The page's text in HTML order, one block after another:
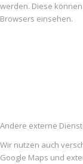
werden. Diese
Browsers einsehen.
Andere externe
Wir nutzen auch
Google Maps und